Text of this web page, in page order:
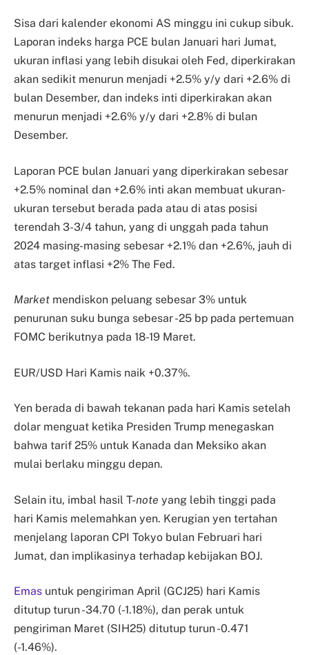
Sisa dari kalender ekonomi AS minggu ini cukup sibuk.
Laporan indeks harga PCE bulan Januari hari Jumat,
ukuran inflasi yang lebih disukai oleh Fed, diperkirakan
akan sedikit menurun menjadi +2.5% y/y dari +2.6% di
bulan Desember, dan indeks inti diperkirakan akan
menurun menjadi +2.6% y/y dari +2.8% di bulan
Desember.
Laporan PCE bulan Januari yang diperkirakan sebesar
+2.5% nominal dan +2.6% inti akan membuat ukuran-
ukuran tersebut berada pada atau di atas posisi
terendah 3-3/4 tahun, yang di unggah pada tahun
2024 masing-masing sebesar +2.1% dan +2.6%, jauh di
atas target inflasi +2% The Fed.
Market mendiskon peluang sebesar 3% untuk
penurunan suku bunga sebesar -25 bp pada pertemuan
FOMC berikutnya pada 18-19 Maret.
EUR/USD Hari Kamis naik +0.37%.
Yen berada di bawah tekanan pada hari Kamis setelah
dolar menguat ketika Presiden Trump menegaskan
bahwa tarif 25% untuk Kanada dan Meksiko akan
mulai berlaku minggu depan.
Selain itu, imbal hasil T-note yang lebih tinggi pada
hari Kamis melemahkan yen. Kerugian yen tertahan
menjelang laporan CPI Tokyo bulan Februari hari
Jumat, dan implikasinya terhadap kebijakan BOJ.
Emas untuk pengiriman April (GCJ25) hari Kamis
ditutup turun -34.70 (-1.18%), dan perak untuk
pengiriman Maret (SIH25) ditutup turun -0.471
(-1.46%).